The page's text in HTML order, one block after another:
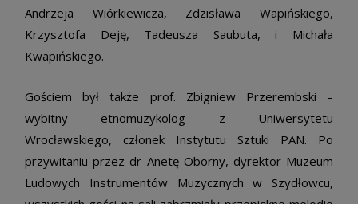
Andrzeja Wiórkiewicza, Zdzisława Wapińskiego,
Krzysztofa Deję, Tadeusza Saubuta, i Michała
Kwapińskiego.
Gościem był także prof. Zbigniew Przerembski –
wybitny etnomuzykolog z Uniwersytetu
Wrocławskiego, członek Instytutu Sztuki PAN. Po
przywitaniu przez dr Anetę Oborny, dyrektor Muzeum
Ludowych Instrumentów Muzycznych w Szydłowcu,